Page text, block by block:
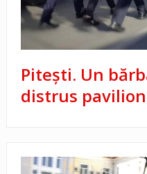
Pitești. Un
distrus